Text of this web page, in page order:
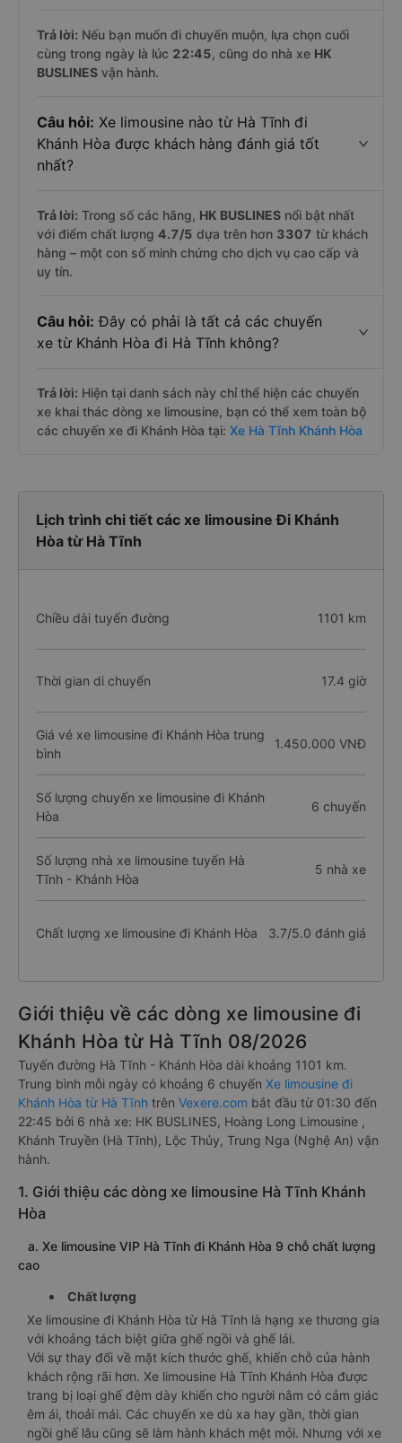
Trả lời: Nếu bạn muốn đi chuyến muộn, lựa chọn cuối
cùng trong ngày là lúc 22:45, cũng do nhà xe HK
BUSLINES vận hành.
Câu hỏi: Xe limousine nào từ Hà Tĩnh đi
Khánh Hòa được khách hàng đánh giá tốt
nhất?
Trả lời: Trong số các hãng, HK BUSLINES nổi bật nhất
với điểm chất lượng 4.7/5 dựa trên hơn 3307 từ khách
hàng – một con số minh chứng cho dịch vụ cao cấp và
uy tín.
Câu hỏi: Đây có phải là tất cả các chuyến
xe từ Khánh Hòa đi Hà Tĩnh không?
Trả lời: Hiện tại danh sách này chỉ thể hiện các chuyến
xe khai thác dòng xe limousine, bạn có thể xem toàn bộ
các chuyến xe đi Khánh Hòa tại: Xe Hà Tĩnh Khánh Hòa
Lịch trình chi tiết các xe limousine Đi Khánh
Hòa từ Hà Tĩnh
Chiều dài tuyến đường 1101 km
Thời gian di chuyển 17.4 giờ
Giá vé xe limousine đi Khánh Hòa trung
bình
1.450.000 VNĐ
Số lượng chuyến xe limousine đi Khánh
Hòa
6 chuyến
Số lượng nhà xe limousine tuyến Hà
Tĩnh - Khánh Hòa
5 nhà xe
Chất lượng xe limousine đi Khánh Hòa 3.7/5.0 đánh giá
Giới thiệu về các dòng xe limousine đi
Khánh Hòa từ Hà Tĩnh 08/2026
Tuyến đường Hà Tĩnh - Khánh Hòa dài khoảng 1101 km.
Trung bình mỗi ngày có khoảng 6 chuyến Xe limousine đi
Khánh Hòa từ Hà Tĩnh trên Vexere.com bắt đầu từ 01:30 đến
22:45 bởi 6 nhà xe: HK BUSLINES, Hoàng Long Limousine ,
Khánh Truyền (Hà Tĩnh), Lộc Thủy, Trung Nga (Nghệ An) vận
hành.
1. Giới thiệu các dòng xe limousine Hà Tĩnh Khánh
Hòa
a. Xe limousine VIP Hà Tĩnh đi Khánh Hòa 9 chỗ chất lượng
cao
Chất lượng
Xe limousine đi Khánh Hòa từ Hà Tĩnh là hạng xe thương gia
với khoảng tách biệt giữa ghế ngồi và ghế lái.
Với sự thay đổi về mặt kích thước ghế, khiến chỗ của hành
khách rộng rãi hơn. Xe limousine Hà Tĩnh Khánh Hòa được
trang bị loại ghế đệm dày khiến cho người nằm có cảm giác
êm ái, thoải mái. Các chuyến xe dù xa hay gần, thời gian
ngồi ghế lâu cũng sẽ làm hành khách mệt mỏi. Nhưng với xe